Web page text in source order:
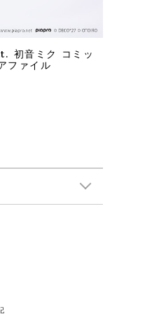
初音ミク コミッ
ファイル